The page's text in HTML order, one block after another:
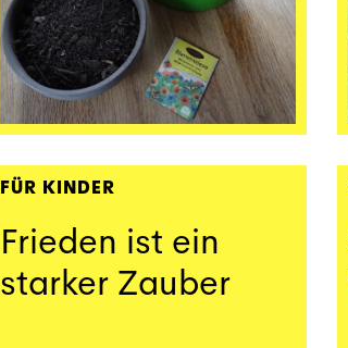
FÜR KINDER
Frieden ist ein
starker Zauber